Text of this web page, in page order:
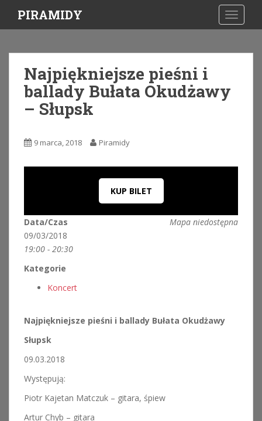
i
PIRAMIDY
Najpiękniejsze pieśni i
ballady Bułata Okudżawy
– Słupsk
9 marca, 2018 Piramidy
KUP BILET
Mapa niedostępna
Data/Czas
09/03/2018
19:00 - 20:30
Kategorie
Koncert
Najpiękniejsze pieśni i ballady Bułata Okudżawy
Słupsk
09.03.2018
Występują:
Piotr Kajetan Matczuk – gitara, śpiew
Artur Chyb – gitara